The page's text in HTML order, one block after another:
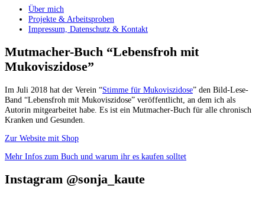
Über mich
Projekte & Arbeitsproben
Impressum, Datenschutz & Kontakt
Mutmacher-Buch “Lebensfroh mit
Mukoviszidose”
Im Juli 2018 hat der Verein “Stimme für Mukoviszidose” den Bild-Lese-
Band “Lebensfroh mit Mukoviszidose” veröffentlicht, an dem ich als
Autorin mitgearbeitet habe. Es ist ein Mutmacher-Buch für alle chronisch
Kranken und Gesunden.
Zur Website mit Shop
Mehr Infos zum Buch und warum ihr es kaufen solltet
Instagram @sonja_kaute